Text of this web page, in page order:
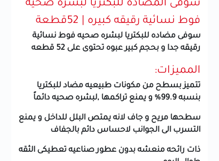
سوفى المضاده للبكتريا لبشره صحيه
فوط نسائية رقيقه كبيره | 52قطعة
سوفى مضاده للبكتريا لبشره صحيه فوط نسائية
رقيقه جدا و بحجم كبير عبوه تحتوى على 52 قطعه
المميزات:
تتميز بسطح من مكونات طبيعيه مضاد للبكتريا
بنسبه 99.9% و يمنع تراكمها ,لبشره صحيه دائماً
سطحها مريح و جاف لانه يمتص البلل للداخل و يمنع
التسرب الى الجوانب لاحساس دائم بالجفاف
ذات رائحه منعشه بدون عطور صناعيه تعطيكى الثقه